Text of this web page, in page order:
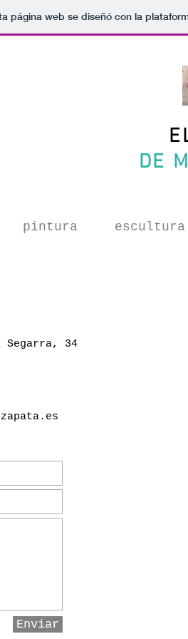
página web se diseñó con la
DE
pintura escultura
34
Enviar